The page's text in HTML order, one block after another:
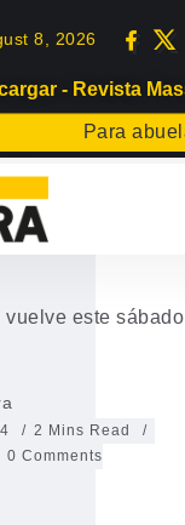
- Revista
Para abuela’
8, 2026
senderos
este
2 Mins Read
0 Comments